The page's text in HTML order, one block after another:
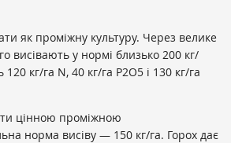
як проміжну культуру. Через велике
висівають у нормі близько 200 кг/
кг/га N, 40 кг/га P2O5 і 130 кг/га
цінною проміжною
норма висіву — 150 кг/га. Горох дає